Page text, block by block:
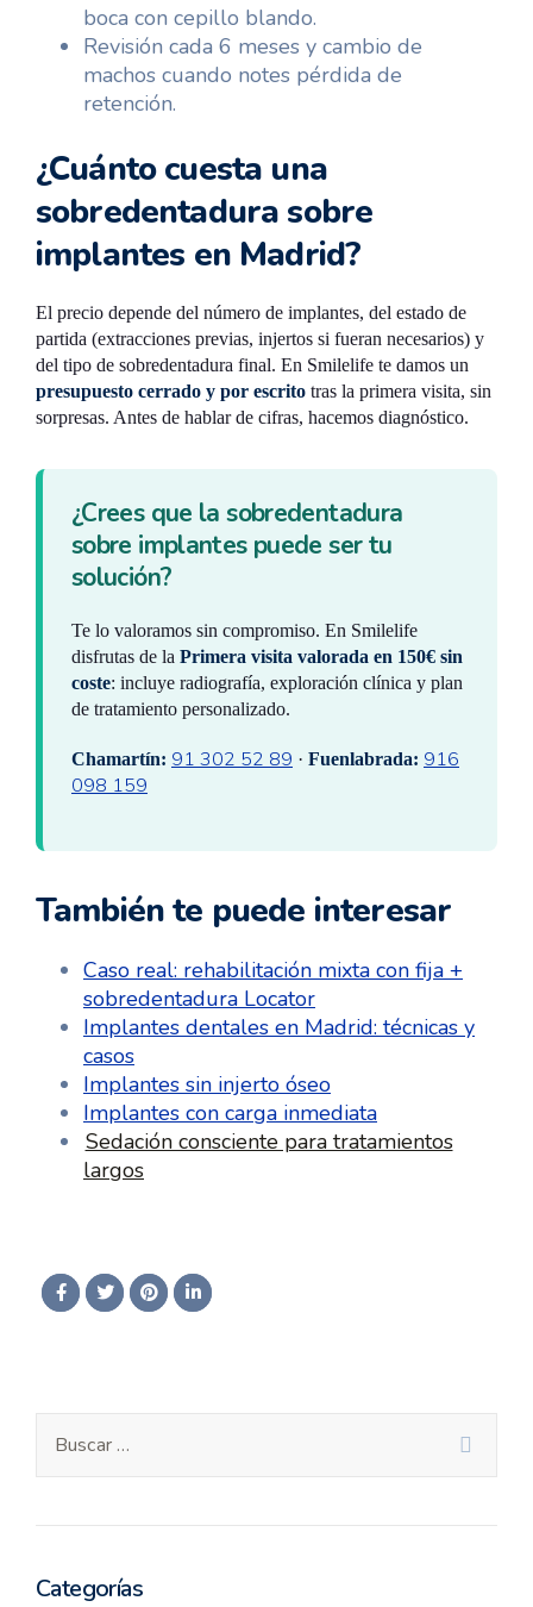
boca con cepillo blando.
Revisión cada 6 meses y cambio de
machos cuando notes pérdida de
retención.
¿Cuánto cuesta una
sobredentadura sobre
implantes en Madrid?
El precio depende del número de implantes, del estado de
partida (extracciones previas, injertos si fueran necesarios) y
del tipo de sobredentadura final. En Smilelife te damos un
presupuesto cerrado y por escrito tras la primera visita, sin
sorpresas. Antes de hablar de cifras, hacemos diagnóstico.
¿Crees que la sobredentadura
sobre implantes puede ser tu
solución?
Te lo valoramos sin compromiso. En Smilelife
disfrutas de la Primera visita valorada en 150€ sin
coste: incluye radiografía, exploración clínica y plan
de tratamiento personalizado.
Chamartín: 91 302 52 89 · Fuenlabrada: 916
098 159
También te puede interesar
Caso real: rehabilitación mixta con fija +
sobredentadura Locator
Implantes dentales en Madrid: técnicas y
casos
Implantes sin injerto óseo
Implantes con carga inmediata
Sedación consciente para tratamientos
largos
Categorías